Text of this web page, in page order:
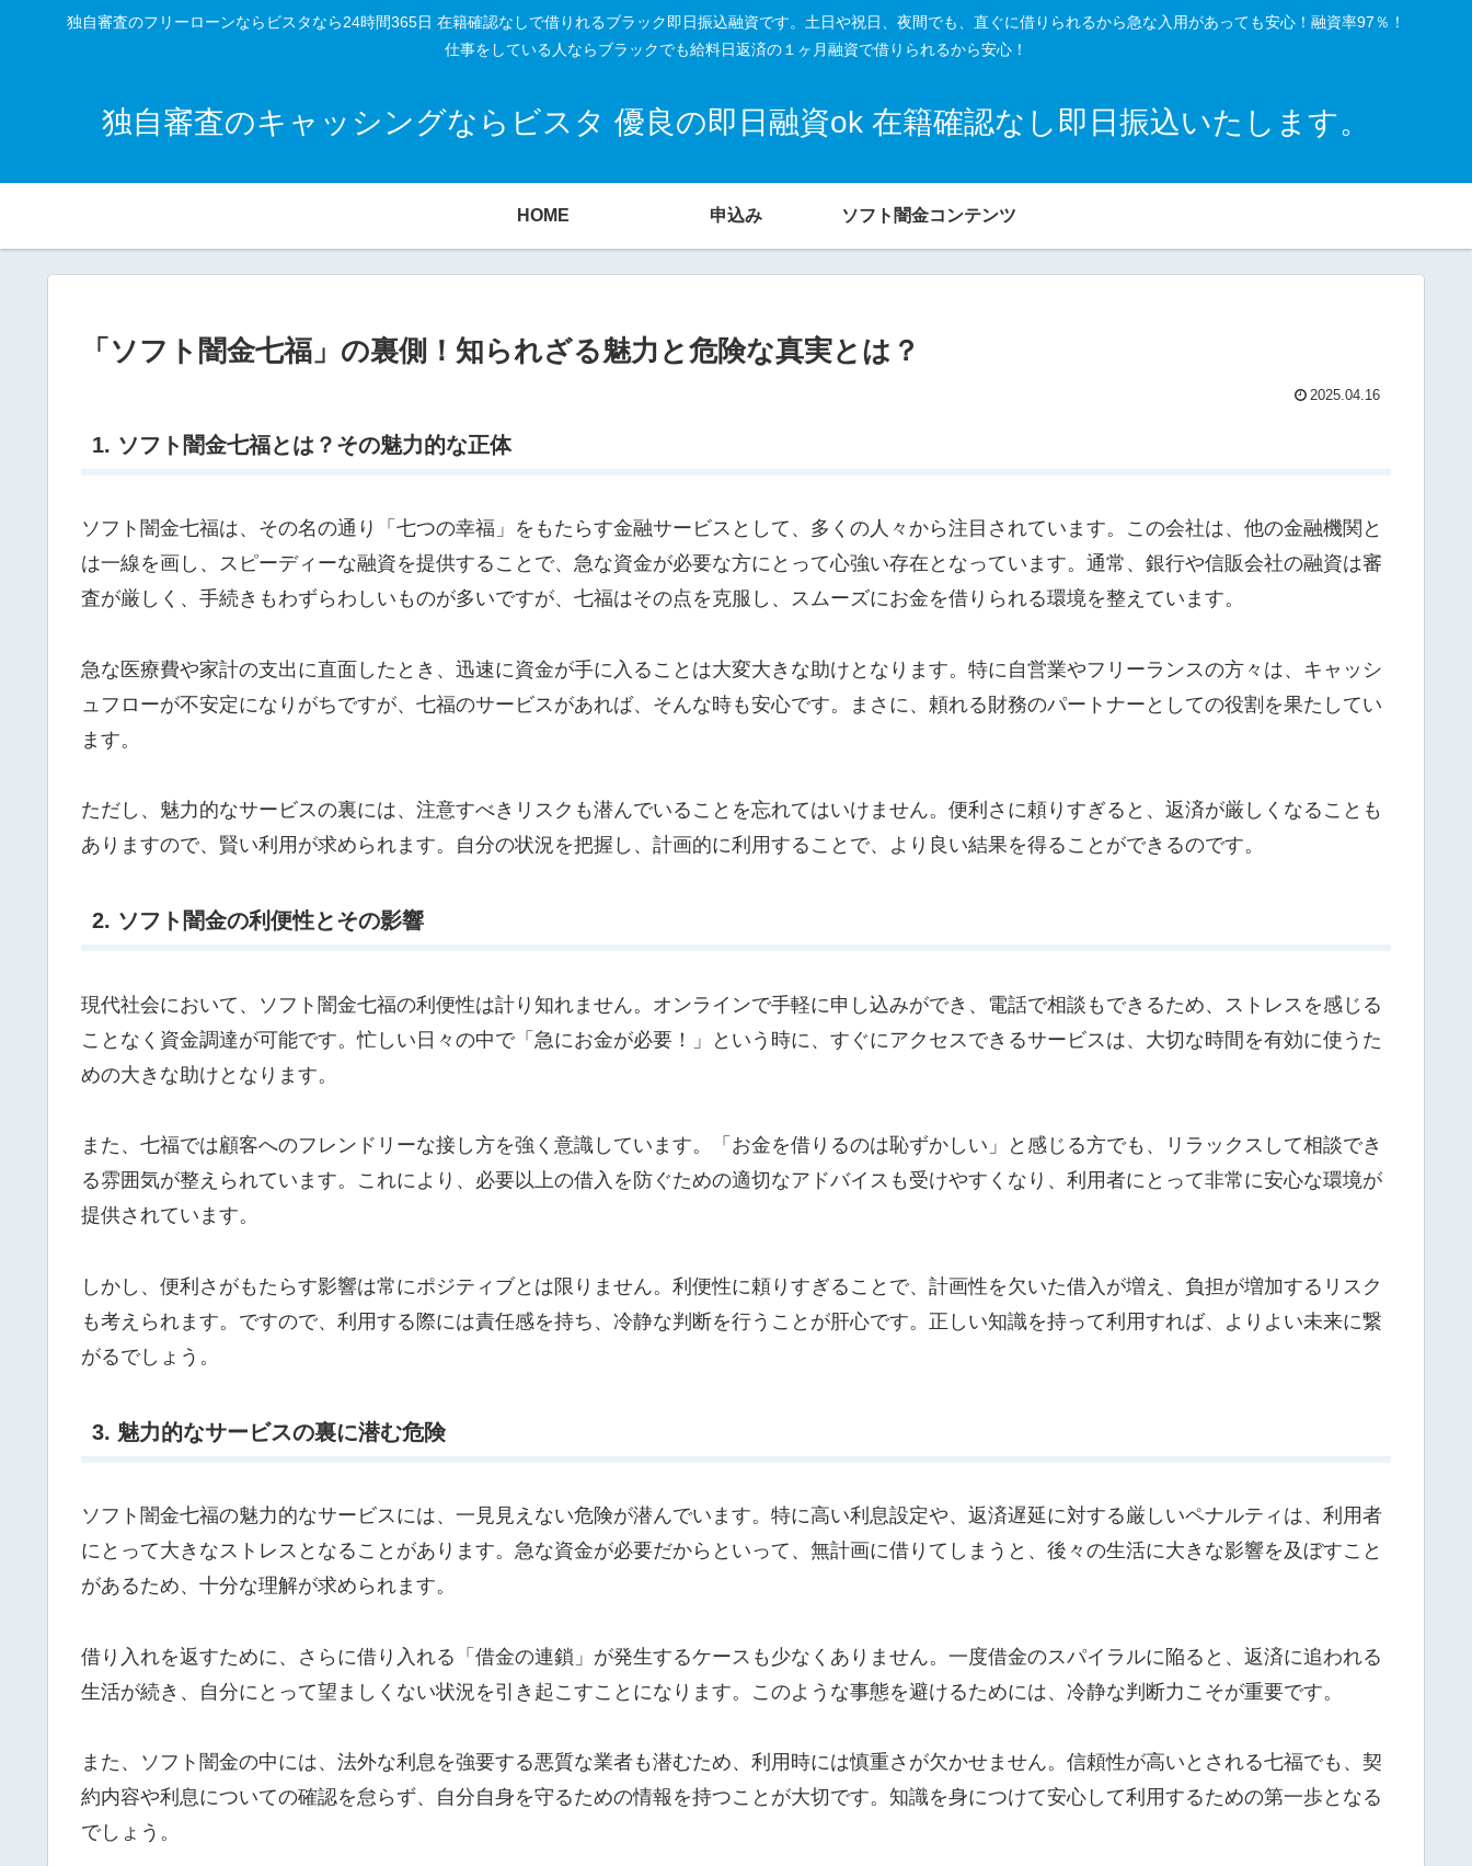
独自審査のフリーローンならビスタなら24時間365日 在籍確認なしで借りれるブラック即日振込融資です。土日や祝日、夜間でも、直ぐに借りられるから急な入用があっても安心！融資率97％！
仕事をしている人ならブラックでも給料日返済の１ヶ月融資で借りられるから安心！
独自審査のキャッシングならビスタ 優良の即日融資ok 在籍確認なし即日振込いたします。
HOME 申込み ソフト闇金コンテンツ
「ソフト闇金七福」の裏側！知られざる魅力と危険な真実とは？
2025.04.16
1. ソフト闇金七福とは？その魅力的な正体
ソフト闇金七福は、その名の通り「七つの幸福」をもたらす金融サービスとして、多くの人々から注目されています。この会社は、他の金融機関と
は一線を画し、スピーディーな融資を提供することで、急な資金が必要な方にとって心強い存在となっています。通常、銀行や信販会社の融資は審
査が厳しく、手続きもわずらわしいものが多いですが、七福はその点を克服し、スムーズにお金を借りられる環境を整えています。
急な医療費や家計の支出に直面したとき、迅速に資金が手に入ることは大変大きな助けとなります。特に自営業やフリーランスの方々は、キャッシ
ュフローが不安定になりがちですが、七福のサービスがあれば、そんな時も安心です。まさに、頼れる財務のパートナーとしての役割を果たしてい
ます。
ただし、魅力的なサービスの裏には、注意すべきリスクも潜んでいることを忘れてはいけません。便利さに頼りすぎると、返済が厳しくなることも
ありますので、賢い利用が求められます。自分の状況を把握し、計画的に利用することで、より良い結果を得ることができるのです。
2. ソフト闇金の利便性とその影響
現代社会において、ソフト闇金七福の利便性は計り知れません。オンラインで手軽に申し込みができ、電話で相談もできるため、ストレスを感じる
ことなく資金調達が可能です。忙しい日々の中で「急にお金が必要！」という時に、すぐにアクセスできるサービスは、大切な時間を有効に使うた
めの大きな助けとなります。
また、七福では顧客へのフレンドリーな接し方を強く意識しています。「お金を借りるのは恥ずかしい」と感じる方でも、リラックスして相談でき
る雰囲気が整えられています。これにより、必要以上の借入を防ぐための適切なアドバイスも受けやすくなり、利用者にとって非常に安心な環境が
提供されています。
しかし、便利さがもたらす影響は常にポジティブとは限りません。利便性に頼りすぎることで、計画性を欠いた借入が増え、負担が増加するリスク
も考えられます。ですので、利用する際には責任感を持ち、冷静な判断を行うことが肝心です。正しい知識を持って利用すれば、よりよい未来に繋
がるでしょう。
3. 魅力的なサービスの裏に潜む危険
ソフト闇金七福の魅力的なサービスには、一見見えない危険が潜んでいます。特に高い利息設定や、返済遅延に対する厳しいペナルティは、利用者
にとって大きなストレスとなることがあります。急な資金が必要だからといって、無計画に借りてしまうと、後々の生活に大きな影響を及ぼすこと
があるため、十分な理解が求められます。
借り入れを返すために、さらに借り入れる「借金の連鎖」が発生するケースも少なくありません。一度借金のスパイラルに陥ると、返済に追われる
生活が続き、自分にとって望ましくない状況を引き起こすことになります。このような事態を避けるためには、冷静な判断力こそが重要です。
また、ソフト闇金の中には、法外な利息を強要する悪質な業者も潜むため、利用時には慎重さが欠かせません。信頼性が高いとされる七福でも、契
約内容や利息についての確認を怠らず、自分自身を守るための情報を持つことが大切です。知識を身につけて安心して利用するための第一歩となる
でしょう。